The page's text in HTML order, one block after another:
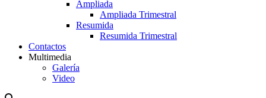
Ampliada
Ampliada Trimestral
Resumida
Resumida Trimestral
Contactos
Multimedia
Galería
Video